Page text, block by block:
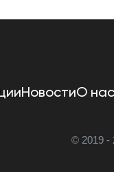
НовостиО нас
© 2019 -